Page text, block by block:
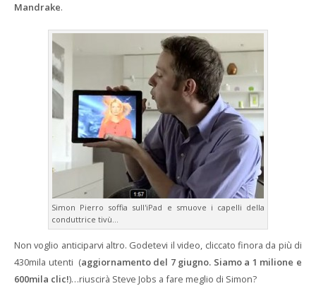
Mandrake.
Simon Pierro soffia sull'iPad e smuove i capelli della
conduttrice tivù...
Non voglio anticiparvi altro. Godetevi il video, cliccato finora da più di
430mila utenti (aggiornamento del 7 giugno. Siamo a 1 milione e
600mila clic!)…riuscirà Steve Jobs a fare meglio di Simon?